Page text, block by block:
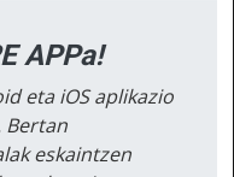
APPa!
eta iOS aplikazio
Bertan
eskaintzen